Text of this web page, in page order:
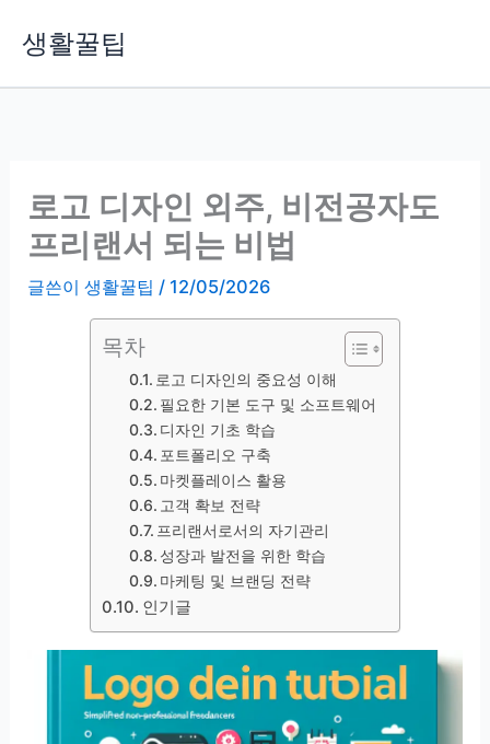
생활꿀팁
로고 디자인 외주, 비전공자도
프리랜서 되는 비법
글쓴이생활꿀팁 / 12/05/2026
목차
로고 디자인의 중요성 이해
필요한 기본 도구 및 소프트웨어
디자인 기초 학습
포트폴리오 구축
마켓플레이스 활용
고객 확보 전략
프리랜서로서의 자기관리
성장과 발전을 위한 학습
마케팅 및 브랜딩 전략
인기글